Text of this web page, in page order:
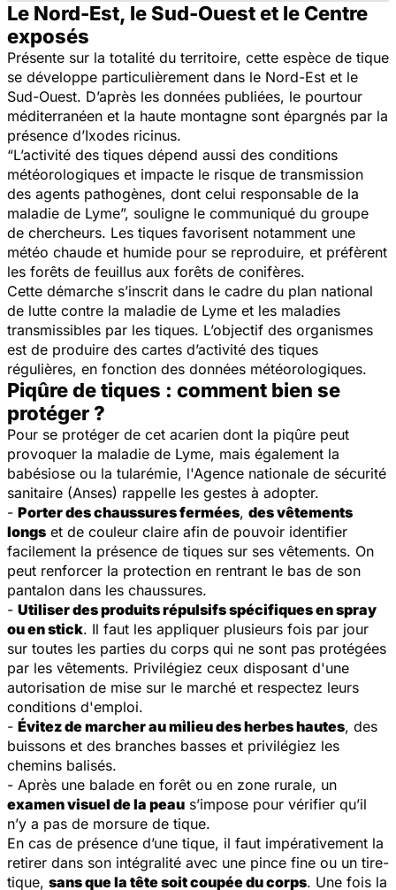
Le Nord-Est, le Sud-Ouest et le Centre
exposés
Présente sur la totalité du territoire, cette espèce de tique
se développe particulièrement dans le Nord-Est et le
Sud-Ouest. D’après les données publiées, le pourtour
méditerranéen et la haute montagne sont épargnés par la
présence d’Ixodes ricinus.
“L’activité des tiques dépend aussi des conditions
météorologiques et impacte le risque de transmission
des agents pathogènes, dont celui responsable de la
maladie de Lyme”, souligne le communiqué du groupe
de chercheurs. Les tiques favorisent notamment une
météo chaude et humide pour se reproduire, et préfèrent
les forêts de feuillus aux forêts de conifères.
Cette démarche s’inscrit dans le cadre du plan national
de lutte contre la maladie de Lyme et les maladies
transmissibles par les tiques. L’objectif des organismes
est de produire des cartes d’activité des tiques
régulières, en fonction des données météorologiques.
Piqûre de tiques : comment bien se
protéger ?
Pour se protéger de cet acarien dont la piqûre peut
provoquer la maladie de Lyme, mais également la
babésiose ou la tularémie, l'Agence nationale de sécurité
sanitaire (Anses) rappelle les gestes à adopter.
- Porter des chaussures fermées, des vêtements
longs et de couleur claire afin de pouvoir identifier
facilement la présence de tiques sur ses vêtements. On
peut renforcer la protection en rentrant le bas de son
pantalon dans les chaussures.
- Utiliser des produits répulsifs spécifiques en spray
ou en stick. Il faut les appliquer plusieurs fois par jour
sur toutes les parties du corps qui ne sont pas protégées
par les vêtements. Privilégiez ceux disposant d'une
autorisation de mise sur le marché et respectez leurs
conditions d'emploi.
- Évitez de marcher au milieu des herbes hautes, des
buissons et des branches basses et privilégiez les
chemins balisés.
- Après une balade en forêt ou en zone rurale, un
examen visuel de la peau s’impose pour vérifier qu’il
n’y a pas de morsure de tique.
En cas de présence d’une tique, il faut impérativement la
retirer dans son intégralité avec une pince fine ou un tire-
tique, sans que la tête soit coupée du corps. Une fois la